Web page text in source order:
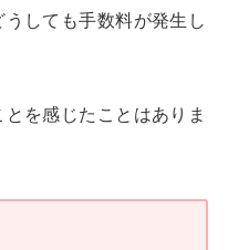
しても手数料が発生し
を感じたことはありま